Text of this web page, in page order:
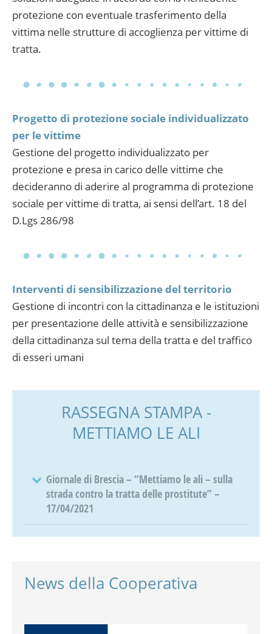
protezione con eventuale trasferimento della
vittima nelle strutture di accoglienza per vittime di
tratta.
Progetto di protezione sociale individualizzato
per le vittime
Gestione del progetto individualizzato per
protezione e presa in carico delle vittime che
decideranno di aderire al programma di protezione
sociale per vittime di tratta, ai sensi dell’art. 18 del
D.Lgs 286/98
Interventi di sensibilizzazione del territorio
Gestione di incontri con la cittadinanza e le istituzioni
per presentazione delle attività e sensibilizzazione
della cittadinanza sul tema della tratta e del traffico
di esseri umani
RASSEGNA STAMPA -
METTIAMO LE ALI
Giornale di Brescia – “Mettiamo le ali – sulla
strada contro la tratta delle prostitute” –
17/04/2021
News della Cooperativa